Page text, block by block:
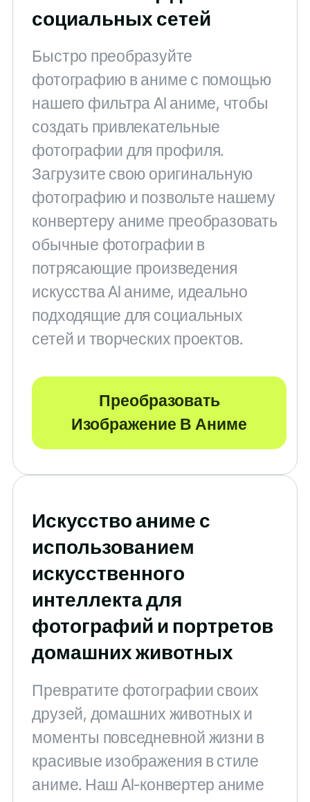
социальных сетей
Быстро преобразуйте
фотографию в аниме с помощью
нашего фильтра AI аниме, чтобы
создать привлекательные
фотографии для профиля.
Загрузите свою оригинальную
фотографию и позвольте нашему
конвертеру аниме преобразовать
обычные фотографии в
потрясающие произведения
искусства AI аниме, идеально
подходящие для социальных
сетей и творческих проектов.
Преобразовать
Изображение В Аниме
Искусство аниме с
использованием
искусственного
интеллекта для
фотографий и портретов
домашних животных
Превратите фотографии своих
друзей, домашних животных и
моменты повседневной жизни в
красивые изображения в стиле
аниме. Наш AI-конвертер аниме